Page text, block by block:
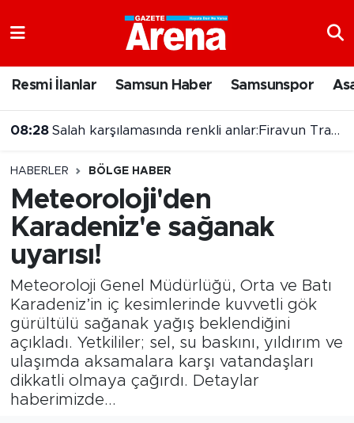
Resmi İlanlar Samsun Haber Samsunspor
08:28 Salah karşılamasında renkli anlar:Firavun Trabzon'da!
HABERLER BÖLGE HABER
Meteoroloji'den
Karadeniz'e sağanak
uyarısı!
Meteoroloji Genel Müdürlüğü, Orta ve Batı
Karadeniz’in iç kesimlerinde kuvvetli gök
gürültülü sağanak yağış beklendiğini
açıkladı. Yetkililer; sel, su baskını, yıldırım ve
ulaşımda aksamalara karşı vatandaşları
dikkatli olmaya çağırdı. Detaylar
haberimizde...
Samsun Namaz Vakitleri
Süper Lig Puan Durumu ve Fikstür
Tüm Manşetler
Son Dakika Haberleri
Haber Arşivi